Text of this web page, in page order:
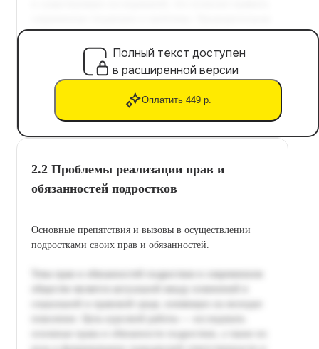
Полный текст доступен
в расширенной версии
Оплатить 449 р.
2.2 Проблемы реализации прав и
обязанностей подростков
Основные препятствия и вызовы в осуществлении
подростками своих прав и обязанностей.